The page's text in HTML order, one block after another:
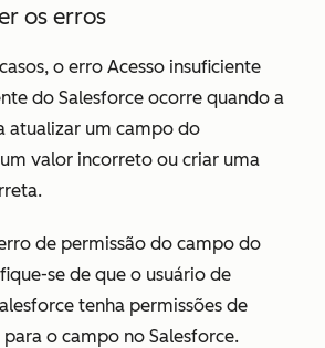
os erros
o erro Acesso insuficiente
do Salesforce ocorre quando a
atualizar um campo do
valor incorreto ou criar uma
de permissão do campo do
se de que o usuário de
tenha permissões de
para o campo no Salesforce.